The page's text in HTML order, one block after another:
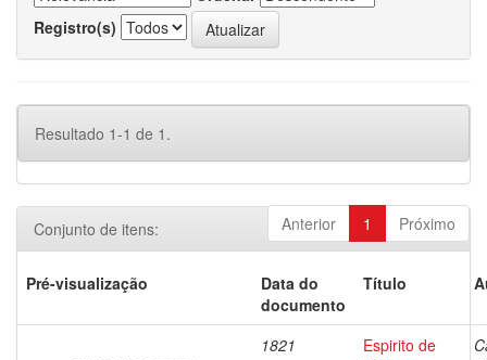
Registro(s)
Resultado 1-1 de 1.
Anterior 1 Próximo
Conjunto de itens:
Pré-visualização
Data do
documento
Título
1821
Espirito de